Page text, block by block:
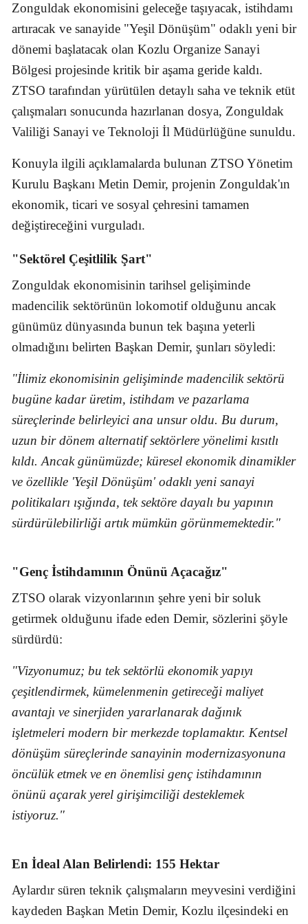
Zonguldak ekonomisini geleceğe taşıyacak, istihdamı
artıracak ve sanayide "Yeşil Dönüşüm" odaklı yeni bir
dönemi başlatacak olan Kozlu Organize Sanayi
Bölgesi projesinde kritik bir aşama geride kaldı.
ZTSO tarafından yürütülen detaylı saha ve teknik etüt
çalışmaları sonucunda hazırlanan dosya, Zonguldak
Valiliği Sanayi ve Teknoloji İl Müdürlüğüne sunuldu.
Konuyla ilgili açıklamalarda bulunan ZTSO Yönetim
Kurulu Başkanı Metin Demir, projenin Zonguldak'ın
ekonomik, ticari ve sosyal çehresini tamamen
değiştireceğini vurguladı.
"Sektörel Çeşitlilik Şart"
Zonguldak ekonomisinin tarihsel gelişiminde
madencilik sektörünün lokomotif olduğunu ancak
günümüz dünyasında bunun tek başına yeterli
olmadığını belirten Başkan Demir, şunları söyledi:
"İlimiz ekonomisinin gelişiminde madencilik sektörü
bugüne kadar üretim, istihdam ve pazarlama
süreçlerinde belirleyici ana unsur oldu. Bu durum,
uzun bir dönem alternatif sektörlere yönelimi kısıtlı
kıldı. Ancak günümüzde; küresel ekonomik dinamikler
ve özellikle 'Yeşil Dönüşüm' odaklı yeni sanayi
politikaları ışığında, tek sektöre dayalı bu yapının
sürdürülebilirliği artık mümkün görünmemektedir."
"Genç İstihdamının Önünü Açacağız"
ZTSO olarak vizyonlarının şehre yeni bir soluk
getirmek olduğunu ifade eden Demir, sözlerini şöyle
sürdürdü:
"Vizyonumuz; bu tek sektörlü ekonomik yapıyı
çeşitlendirmek, kümelenmenin getireceği maliyet
avantajı ve sinerjiden yararlanarak dağınık
işletmeleri modern bir merkezde toplamaktır. Kentsel
dönüşüm süreçlerinde sanayinin modernizasyonuna
öncülük etmek ve en önemlisi genç istihdamının
önünü açarak yerel girişimciliği desteklemek
istiyoruz."
En İdeal Alan Belirlendi: 155 Hektar
Aylardır süren teknik çalışmaların meyvesini verdiğini
kaydeden Başkan Metin Demir, Kozlu ilçesindeki en